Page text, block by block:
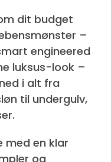
dit budget
–
engineered
luksus-look –
i alt fra
til undergulv,
med en klar
og